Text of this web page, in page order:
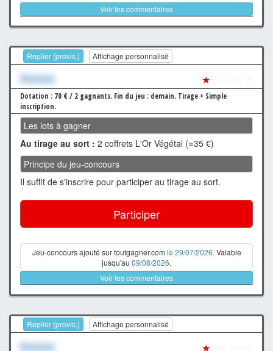
Voir les commentaires
Replier (provis.) Affichage personnalisé
Xxxxxxx ★
Dotation : 70 € / 2 gagnants. Fin du jeu : demain. Tirage + Simple
inscription.
Les lots à gagner
Au tirage au sort : 2 coffrets L'Or Végétal (≈35 €)
Principe du jeu-concours
Il suffit de s'inscrire pour participer au tirage au sort.
Participer
Jeu-concours ajouté sur toutgagner.com le 29/07/2026. Valable
jusqu'au 09/08/2026.
Voir les commentaires
Replier (provis.) Affichage personnalisé
Xxxxxxx ★